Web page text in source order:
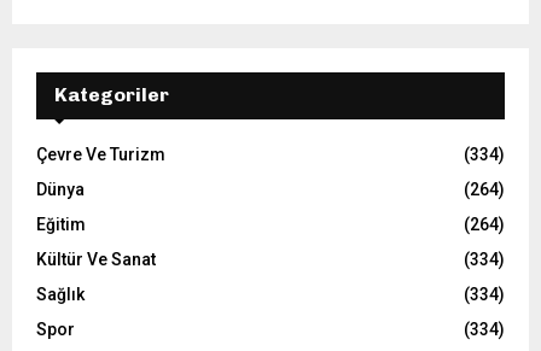
Kategoriler
Çevre Ve Turizm
(334)
Dünya
(264)
Eğitim
(264)
Kültür Ve Sanat
(334)
Sağlık
(334)
Spor
(334)